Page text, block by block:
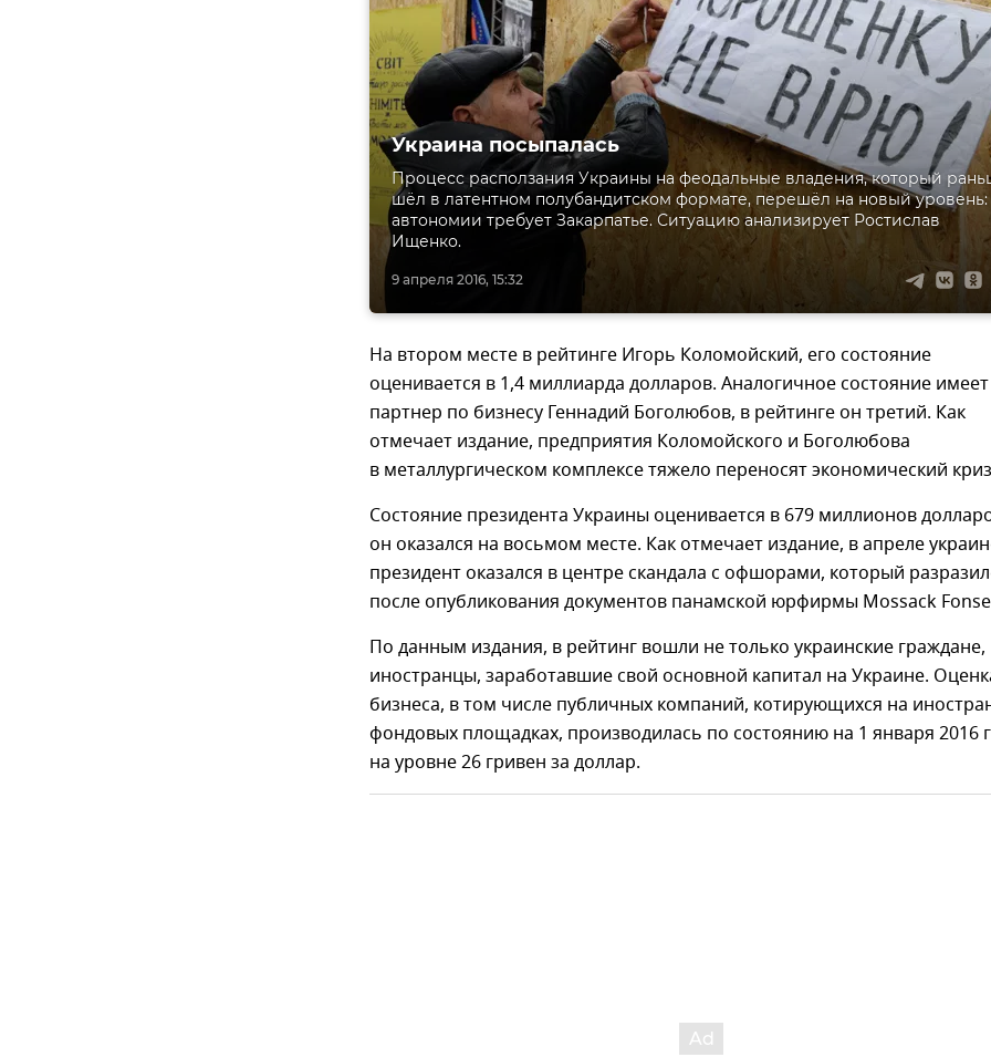
9 апреля 2016, 15:32
Украина посыпалась
Процесс расползания Украины на феодальные владения, который
шёл в латентном полубандитском формате, перешёл на новый уровень:
автономии требует Закарпатье. Ситуацию анализирует Ростислав
Ищенко.
На втором месте в рейтинге Игорь Коломойский, его состояние
оценивается в 1,4 миллиарда долларов. Аналогичное состояние
партнер по бизнесу Геннадий Боголюбов, в рейтинге он третий. Как
отмечает издание, предприятия Коломойского и Боголюбова
в металлургическом комплексе тяжело переносят экономический
Состояние президента Украины оценивается в 679 миллионов
он оказался на восьмом месте. Как отмечает издание, в апреле
президент оказался в центре скандала с офшорами, который
после опубликования документов панамской юрфирмы Mossack
По данным издания, в рейтинг вошли не только украинские
иностранцы, заработавшие свой основной капитал на Украине.
бизнеса, в том числе публичных компаний, котирующихся на
фондовых площадках, производилась по состоянию на 1 января 2016
на уровне 26 гривен за доллар.